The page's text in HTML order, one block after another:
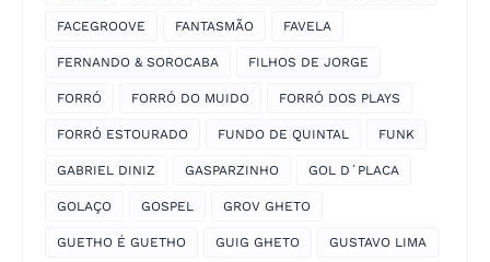
FACEGROOVE FANTASMÃO FAVELA
FERNANDO & SOROCABA FILHOS DE JORGE
FORRÓ FORRÓ DO MUIDO FORRÓ DOS PLAYS
FORRÓ ESTOURADO FUNDO DE QUINTAL FUNK
GABRIEL DINIZ GASPARZINHO GOL D´PLACA
GOLAÇO GOSPEL GROV GHETO
GUETHO É GUETHO GUIG GHETO GUSTAVO LIMA